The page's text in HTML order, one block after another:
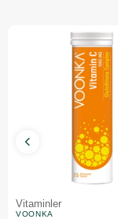
Vitaminler
VOONKA